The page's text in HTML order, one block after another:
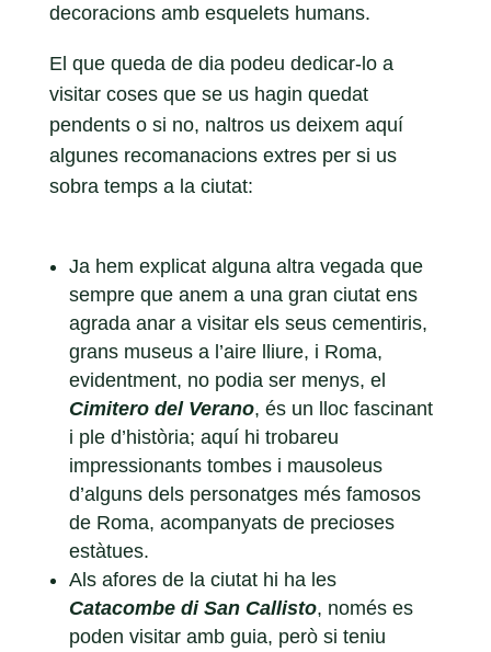
decoracions amb esquelets humans.
El que queda de dia podeu dedicar-lo a
visitar coses que se us hagin quedat
pendents o si no, naltros us deixem aquí
algunes recomanacions extres per si us
sobra temps a la ciutat:
Ja hem explicat alguna altra vegada que
sempre que anem a una gran ciutat ens
agrada anar a visitar els seus cementiris,
grans museus a l’aire lliure, i Roma,
evidentment, no podia ser menys, el
Cimitero del Verano, és un lloc fascinant
i ple d’història; aquí hi trobareu
impressionants tombes i mausoleus
d’alguns dels personatges més famosos
de Roma, acompanyats de precioses
estàtues.
Als afores de la ciutat hi ha les
Catacombe di San Callisto, només es
poden visitar amb guia, però si teniu